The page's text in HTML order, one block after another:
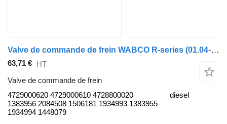
Valve de commande de frein WABCO R-series (01.04-) 4729000620 pour tracteur routier Scania P,G,R,T-series (2004-2017)
63,71 € HT
Valve de commande de frein
4729000620 4729000610 4728800020
1383956 2084508 1506181 1934993 1383955
1934994 1448079
diesel